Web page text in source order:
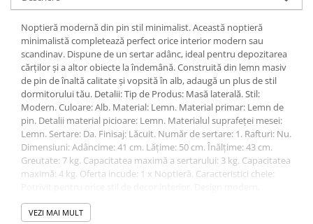
Noptieră modernă din pin stil minimalist. Această noptieră
minimalistă completează perfect orice interior modern sau
scandinav. Dispune de un sertar adânc, ideal pentru depozitarea
cărților și a altor obiecte la îndemână. Construită din lemn masiv
de pin de înaltă calitate și vopsită în alb, adaugă un plus de stil
dormitorului tău. Detalii: Tip de Produs: Masă laterală. Stil:
Modern. Culoare: Alb. Material: Lemn. Material primar: Lemn de
pin. Detalii material picioare: Lemn. Materialul suprafeței mesei:
Lemn. Sertare: Da. Finisaj: Lăcuit. Număr de sertare: 1. Rafturi: Nu.
Dimensiuni: Adâncime: 41 cm. Lățime: 50 cm. Înălțime: 43 cm.
Greutate: 7 kg. Capacitatea maximă a sertarului: 3 kg. Capacitatea
maximă: 4 kg. Oferta incude: 1 x Noptieră. Caracteristici cheie:
Material natural. Asamblare: Necesită asamblare completă.20-40
VEZI MAI MULT